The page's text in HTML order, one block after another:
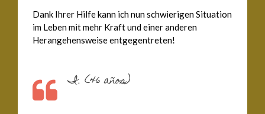
Dank Ihrer Hilfe kann ich nun schwierigen Situation
im Leben mit mehr Kraft und einer anderen
Herangehensweise entgegentreten!
I. (46 años)